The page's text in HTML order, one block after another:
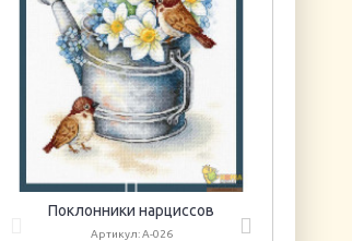
Поклонники нарциссов
Артикул: А-026